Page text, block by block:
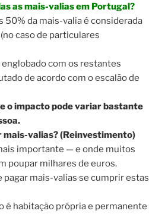
as mais-valias em Portugal?
50% da mais-valia é considerada
caso de particulares
englobado com os restantes
de acordo com o escalão de
o impacto pode variar bastante
valias? (Reinvestimento)
importante — e onde muitos
poupar milhares de euros.
pagar mais-valias se cumprir estas
é habitação própria e permanente